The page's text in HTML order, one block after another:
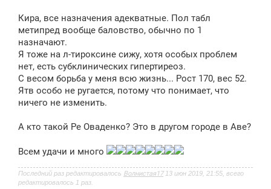
Кира, все назначения адекватные. Пол табл
метипред вообще баловство, обычно по 1
назначают.
Я тоже на л-тироксине сижу, хотя особых проблем
нет, есть субклинических гипертиреоз.
С весом борьба у меня всю жизнь... Рост 170, вес 52.
Ятв особо не ругается, потому что понимает, что
ничего не изменить.
А кто такой Ре Оваденко? Это в другом городе в Аве?
Всем удачи и много
Последний раз редактировалось Волнистая1713 июн 2019, 21:55, всего
редактировалось 1 раз.